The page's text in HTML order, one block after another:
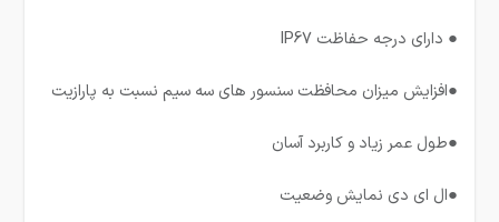
● دارای درجه حفاظت IP67
●افزایش میزان محافظت سنسور های سه سیم نسبت به پارازیت
●طول عمر زیاد و کاربرد آسان
●ال ای دی نمایش وضعیت